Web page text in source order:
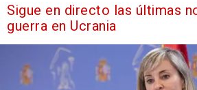
Sigue en directo las últimas
guerra en Ucrania